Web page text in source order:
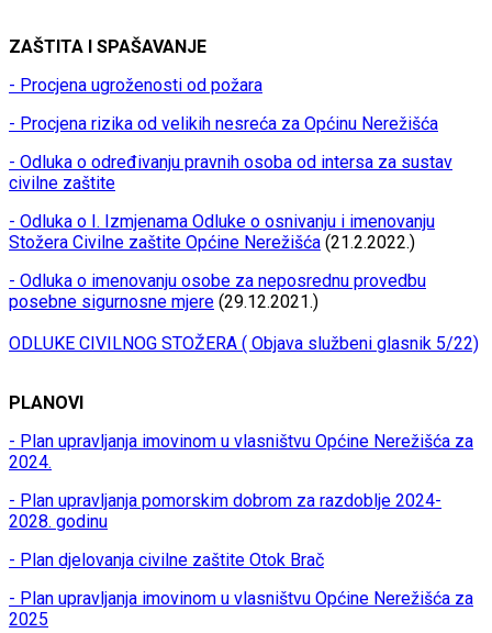
ZAŠTITA I SPAŠAVANJE
- Procjena ugroženosti od požara
- Procjena rizika od velikih nesreća za Općinu Nerežišća
- Odluka o određivanju pravnih osoba od intersa za sustav
civilne zaštite
- Odluka o I. Izmjenama Odluke o osnivanju i imenovanju
Stožera Civilne zaštite Općine Nerežišća (21.2.2022.)
- Odluka o imenovanju osobe za neposrednu provedbu
posebne sigurnosne mjere (29.12.2021.)
ODLUKE CIVILNOG STOŽERA ( Objava službeni glasnik 5/22)
PLANOVI
- Plan upravljanja imovinom u vlasništvu Općine Nerežišća za
2024.
- Plan upravljanja pomorskim dobrom za razdoblje 2024-
2028. godinu
- Plan djelovanja civilne zaštite Otok Brač
- Plan upravljanja imovinom u vlasništvu Općine Nerežišća za
2025